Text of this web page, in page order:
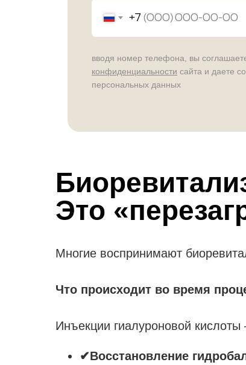
вводя номер телефона, вы
конфиденциальности сайта и даете
персональных данных
+7
Это
Многие воспринимают
Что происходит во время
Инъекции гиалуроновой
✔Восстановление